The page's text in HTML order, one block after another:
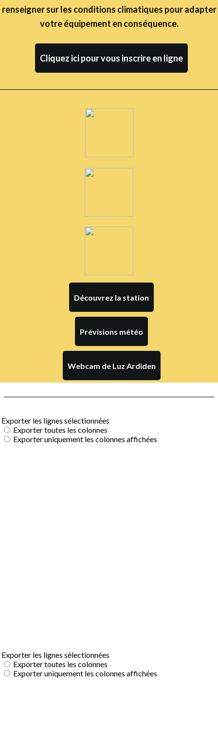
renseigner sur les conditions climatiques pour adapter
votre équipement en conséquence.
Cliquez ici pour vous inscrire en ligne
Découvrez la station
Prévisions météo
Webcam de Luz Ardiden